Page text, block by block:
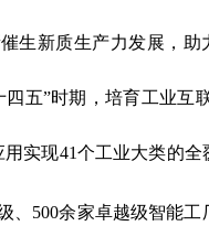
生新质生产力发展，
四五”时期，培育工业互
用实现41个工业大类的全
、 500余家卓越级智能工